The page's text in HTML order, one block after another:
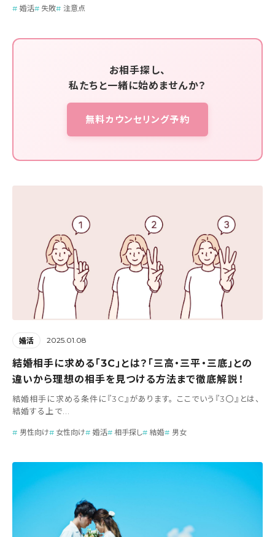
婚活 失敗 注意点
お相手探し、
私たちと一緒に始めませんか？
無料カウンセリング予約
婚活 2025.01.08
結婚相手に求める「3C」とは？「三高・三平・三底」との
違いから理想の相手を見つける方法まで徹底解説！
結婚相手に求める条件に『3C』があります。 ここでいう『3〇』とは、
結婚する上で...
男性向け 女性向け 婚活 相手探し 結婚 男女